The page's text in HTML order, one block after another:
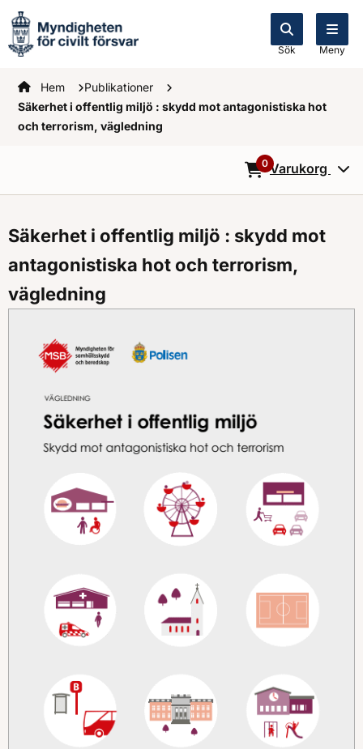
Sök Meny
Startsidan
Hem
Publikationer
Säkerhet i offentlig miljö : skydd mot antagonistiska hot
och terrorism, vägledning
0Varukorg
Säkerhet i offentlig miljö : skydd mot
antagonistiska hot och terrorism,
vägledning